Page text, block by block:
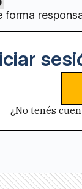
¿No tenés